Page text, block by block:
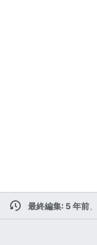
最終編集: 5 年前、